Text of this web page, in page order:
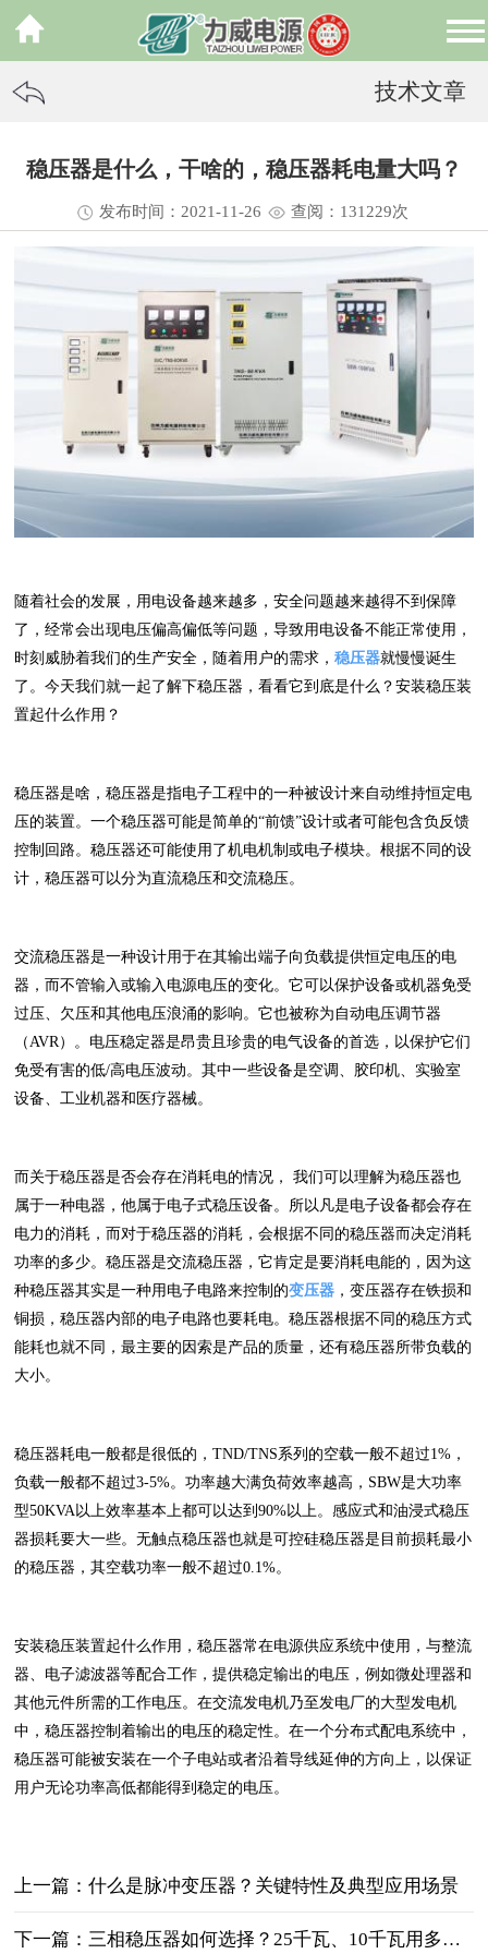
技术文章
稳压器是什么，干啥的，稳压器耗电量大吗？
发布时间：2021-11-26 查阅：131229次
随着社会的发展，用电设备越来越多，安全问题越来越得不到保障
了，经常会出现电压偏高偏低等问题，导致用电设备不能正常使用，
时刻威胁着我们的生产安全，随着用户的需求，稳压器就慢慢诞生
了。今天我们就一起了解下稳压器，看看它到底是什么？安装稳压装
置起什么作用？
稳压器是啥，稳压器是指电子工程中的一种被设计来自动维持恒定电
压的装置。一个稳压器可能是简单的“前馈”设计或者可能包含负反馈
控制回路。稳压器还可能使用了机电机制或电子模块。根据不同的设
计，稳压器可以分为直流稳压和交流稳压。
交流稳压器是一种设计用于在其输出端子向负载提供恒定电压的电
器，而不管输入或输入电源电压的变化。它可以保护设备或机器免受
过压、欠压和其他电压浪涌的影响。它也被称为自动电压调节器
（AVR）。电压稳定器是昂贵且珍贵的电气设备的首选，以保护它们
免受有害的低/高电压波动。其中一些设备是空调、胶印机、实验室
设备、工业机器和医疗器械。
而关于稳压器是否会存在消耗电的情况， 我们可以理解为稳压器也
属于一种电器，他属于电子式稳压设备。所以凡是电子设备都会存在
电力的消耗，而对于稳压器的消耗，会根据不同的稳压器而决定消耗
功率的多少。稳压器是交流稳压器，它肯定是要消耗电能的，因为这
种稳压器其实是一种用电子电路来控制的变压器 ，变压器存在铁损和
铜损，稳压器内部的电子电路也要耗电。稳压器根据不同的稳压方式
能耗也就不同，最主要的因索是产品的质量，还有稳压器所带负载的
大小。
稳压器耗电一般都是很低的，TND/TNS系列的空载一般不超过1%，
负载一般都不超过3-5%。功率越大满负荷效率越高，SBW是大功率
型50KVA以上效率基本上都可以达到90%以上。感应式和油浸式稳压
器损耗要大一些。无触点稳压器也就是可控硅稳压器是目前损耗最小
的稳压器，其空载功率一般不超过0.1%。
安装稳压装置起什么作用，稳压器常在电源供应系统中使用，与整流
器、电子滤波器等配合工作，提供稳定输出的电压，例如微处理器和
其他元件所需的工作电压。在交流发电机乃至发电厂的大型发电机
中，稳压器控制着输出的电压的稳定性。在一个分布式配电系统中，
稳压器可能被安装在一个子电站或者沿着导线延伸的方向上，以保证
用户无论功率高低都能得到稳定的电压。
上一篇：什么是脉冲变压器？关键特性‌及典型应用场景‌
下一篇：三相稳压器如何选择？25千瓦、10千瓦用多大的稳压器